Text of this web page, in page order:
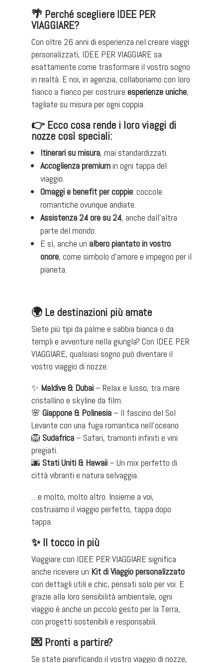
🌴Perché scegliere IDEE PER
VIAGGIARE?
Con oltre 26 anni di esperienza nel creare viaggi
personalizzati, IDEE PER VIAGGIARE sa
esattamente come trasformare il vostro sogno
in realtà. E noi, in agenzia, collaboriamo con loro
fianco a fianco per costruire esperienze uniche,
tagliate su misura per ogni coppia.
👉 Ecco cosa rende i loro viaggi di
nozze così speciali:
Itinerari su misura, mai standardizzati.
Accoglienza premiumin ogni tappa del
viaggio.
Omaggi e benefit per coppie: coccole
romantiche ovunque andiate.
Assistenza 24 ore su 24, anche dall’altra
parte del mondo.
E sì, anche un albero piantato in vostro
onore, come simbolo d’amore e impegno per il
pianeta.
🌍Le destinazioni più amate
Siete più tipi da palme e sabbia bianca o da
templi e avventure nella giungla? Con IDEE PER
VIAGGIARE, qualsiasi sogno può diventare il
vostro viaggio di nozze:
✨ Maldive & Dubai– Relax e lusso, tra mare
cristallino e skyline da film.
🌸 Giappone & Polinesia– Il fascino del Sol
Levante con una fuga romantica nell’oceano.
🦁 Sudafrica– Safari, tramonti infiniti e vini
pregiati.
🌆 Stati Uniti & Hawaii– Un mix perfetto di
città vibranti e natura selvaggia.
…e molto, molto altro. Insieme a voi,
costruiamo il viaggio perfetto, tappa dopo
tappa.
✨Il tocco in più
Viaggiare con IDEE PER VIAGGIARE significa
anche ricevere un Kit di Viaggio personalizzato
con dettagli utili e chic, pensati solo per voi. E
grazie alla loro sensibilità ambientale, ogni
viaggio è anche un piccolo gesto per la Terra,
con progetti sostenibili e responsabili.
💌Pronti a partire?
Se state pianificando il vostro viaggio di nozze,